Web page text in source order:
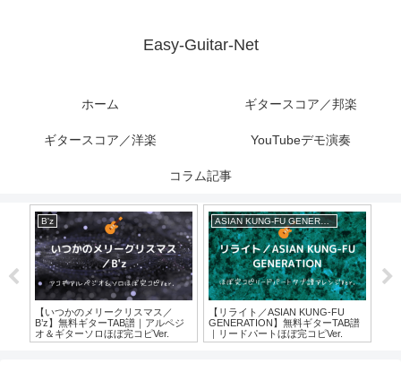
Easy-Guitar-Net
ホーム ギタースコア／邦楽
ギタースコア／洋楽 YouTubeデモ演奏
コラム記事
B'z
【いつかのメリークリスマス／
B’z】無料ギターTAB譜｜アルペジ
オ＆ギターソロほぼ完コピVer.
ASIAN KUNG-FU GENERATION
【リライト／ASIAN KUNG-FU
GENERATION】無料ギターTAB譜
｜リードパートほぼ完コピVer.